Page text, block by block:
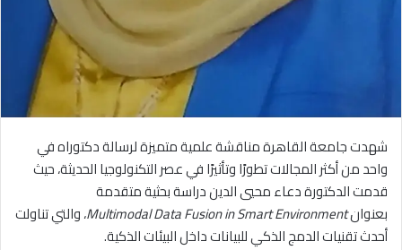
شهدتجامعة القاهرةمناقشة علمية متميزة لرسالة دكتوراه في
واحد من أكثر المجالات تطورًا وتأثيرًا في عصر التكنولوجيا الحديثة، حيث
قدمت الدكتورةدعاء محيي الديندراسة بحثية متقدمة
بعنوانMultimodal Data Fusion in Smart Environment، والتي تناولت
أحدث تقنيات الدمج الذكي للبيانات داخل البيئات الذكية.